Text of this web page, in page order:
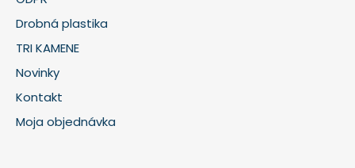
Drobná plastika
TRI KAMENE
Novinky
Kontakt
Moja objednávka